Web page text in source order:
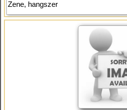
Zene, hangszer